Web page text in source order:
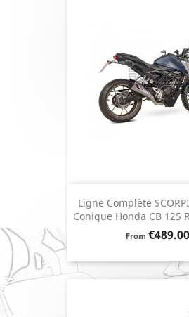
Ligne Complète
Conique Honda CB 125
From Price
€489.00